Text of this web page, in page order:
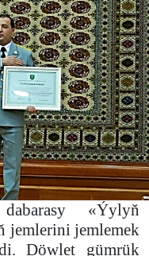
«Ýylyň
jemlerini jemlemek
Döwlet gümrük